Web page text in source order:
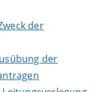
der
der